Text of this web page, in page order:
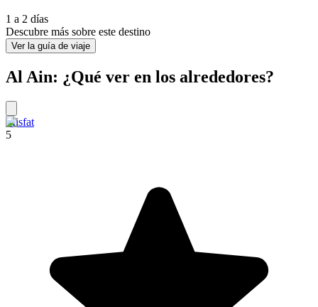
1 a 2 días
Descubre más sobre este destino
Ver la guía de viaje
Al Ain: ¿Qué ver en los alrededores?
Misfat
5